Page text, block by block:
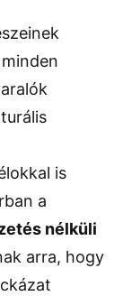
is
a
nélküli
arra, hogy